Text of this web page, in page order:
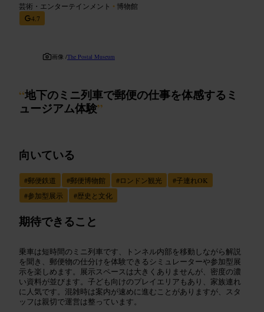
芸術・エンターテインメント •博物館
4.7
画像 /The Postal Museum
“地下のミニ列車で郵便の仕事を体感するミ
ュージアム体験”
向いている
#郵便鉄道 #郵便博物館 #ロンドン観光 #子連れOK
#参加型展示 #歴史と文化
期待できること
乗車は短時間のミニ列車です、トンネル内部を移動しながら解説
を聞き、郵便物の仕分けを体験できるシミュレーターや参加型展
示を楽しめます。展示スペースは大きくありませんが、密度の濃
い資料が並びます。子ども向けのプレイエリアもあり、家族連れ
に人気です。混雑時は案内が速めに進むことがありますが、スタ
ッフは親切で運営は整っています。